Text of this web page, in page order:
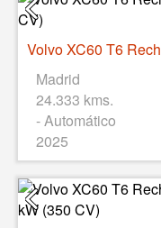
Madrid
24.333 kms.
- Automático
2025